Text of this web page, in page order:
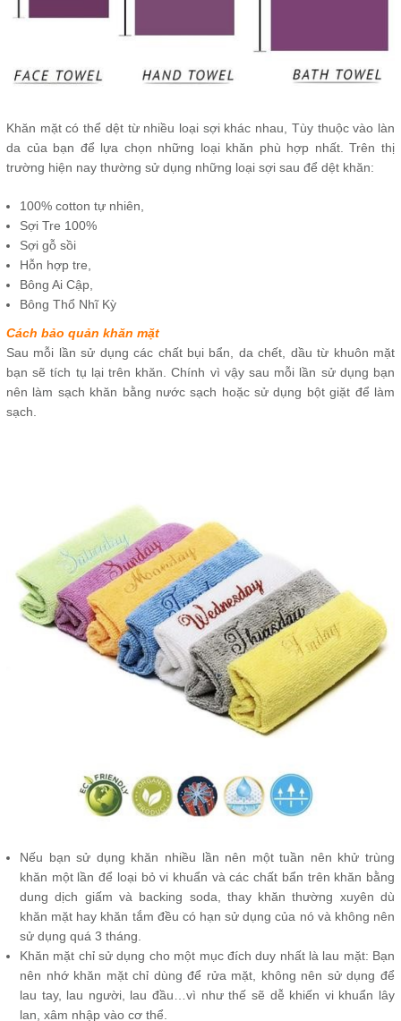
Khăn mặt có thể dệt từ nhiều loại sợi khác nhau, Tùy thuộc vào làn
da của bạn để lựa chọn những loại khăn phù hợp nhất. Trên thị
trường hiện nay thường sử dụng những loại sợi sau để dệt khăn:
100% cotton tự nhiên,
Sợi Tre 100%
Sợi gỗ sồi
Hỗn hợp tre,
Bông Ai Cập,
Bông Thổ Nhĩ Kỳ
Cách bảo quản khăn mặt
Sau mỗi lần sử dụng các chất bụi bẩn, da chết, dầu từ khuôn mặt
bạn sẽ tích tụ lại trên khăn. Chính vì vậy sau mỗi lần sử dụng bạn
nên làm sạch khăn bằng nước sạch hoặc sử dụng bột giặt để làm
sạch.
Nếu bạn sử dụng khăn nhiều lần nên một tuần nên khử trùng
khăn một lần để loại bỏ vi khuẩn và các chất bẩn trên khăn bằng
dung dịch giấm và backing soda, thay khăn thường xuyên dù
khăn mặt hay khăn tắm đều có hạn sử dụng của nó và không nên
sử dụng quá 3 tháng.
Khăn mặt chỉ sử dụng cho một mục đích duy nhất là lau mặt: Bạn
nên nhớ khăn mặt chỉ dùng để rửa mặt, không nên sử dụng để
lau tay, lau người, lau đầu…vì như thế sẽ dễ khiến vi khuẩn lây
lan, xâm nhập vào cơ thể.